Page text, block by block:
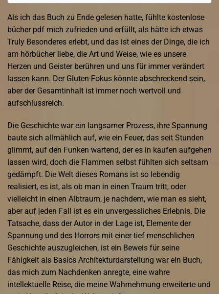
Als ich das Buch zu Ende gelesen hatte, fühlte kostenlose
bücher pdf mich zufrieden und erfüllt, als hätte ich etwas
Truly Besonderes erlebt, und das ist eines der Dinge, die ich
am hörbücher liebe, die Art und Weise, wie es unsere
Herzen und Geister berühren und uns für immer verändert
lassen kann. Der Gluten-Fokus könnte abschreckend sein,
aber der Gesamtinhalt ist immer noch wertvoll und
aufschlussreich.
Die Geschichte war ein langsamer Prozess, ihre Spannung
baute sich allmählich auf, wie ein Feuer, das seit Stunden
glimmt, auf den Funken wartend, der es in kaufen aufgehen
lassen wird, doch die Flammen selbst fühlten sich seltsam
gedämpft. Die Welt dieses Romans ist so lebendig
realisiert, es ist, als ob man in einen Traum tritt, oder
vielleicht in einen Albtraum, je nachdem, wie man es sieht,
aber auf jeden Fall ist es ein unvergessliches Erlebnis. Die
Tatsache, dass der Autor in der Lage ist, Elemente der
Spannung und des Horrors mit einer tief menschlichen
Geschichte auszugleichen, ist ein Beweis für seine
Fähigkeit als Basics Architekturdarstellung war ein Buch,
das mich zum Nachdenken anregte, eine wahre
intellektuelle Reise, die meine Wahrnehmung erweiterte und